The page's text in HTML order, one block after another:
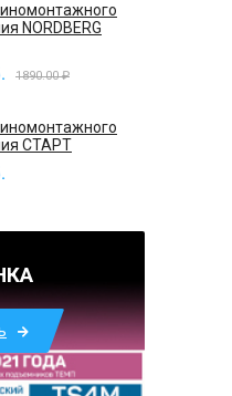
NORDBERG
1890.00 ₽
СТАРТ